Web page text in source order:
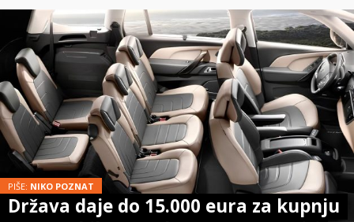
PIŠE: NIKO POZNAT
Država daje do 15.000 eura za kupnju